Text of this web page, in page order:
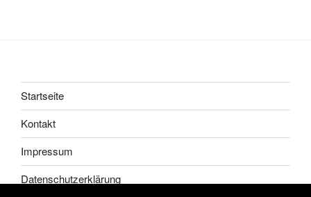
Startseite
Kontakt
Impressum
Datenschutzerklärung